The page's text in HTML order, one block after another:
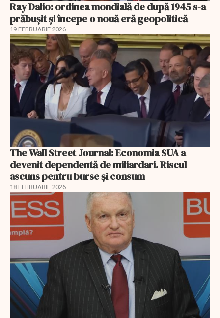
Ray Dalio: ordinea mondială de după 1945 s-a
prăbușit și începe o nouă eră geopolitică
19 FEBRUARIE 2026
The Wall Street Journal: Economia SUA a
devenit dependentă de miliardari. Riscul
ascuns pentru burse și consum
18 FEBRUARIE 2026
EXCLUSIV